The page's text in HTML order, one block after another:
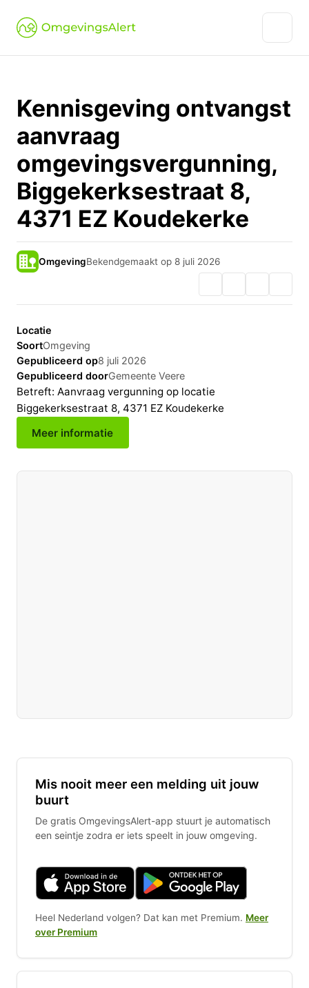
Kennisgeving ontvangst
aanvraag
omgevingsvergunning,
Biggekerksestraat 8,
4371 EZ Koudekerke
OmgevingBekendgemaakt op 8 juli 2026
Locatie
SoortOmgeving
Gepubliceerd op8 juli 2026
Gepubliceerd doorGemeente Veere
Betreft: Aanvraag vergunning op locatie
Biggekerksestraat 8, 4371 EZ Koudekerke
Meer informatie
Mis nooit meer een melding uit jouw
buurt
De gratis OmgevingsAlert-app stuurt je automatisch
een seintje zodra er iets speelt in jouw omgeving.
Heel Nederland volgen? Dat kan met Premium. Meer
over Premium